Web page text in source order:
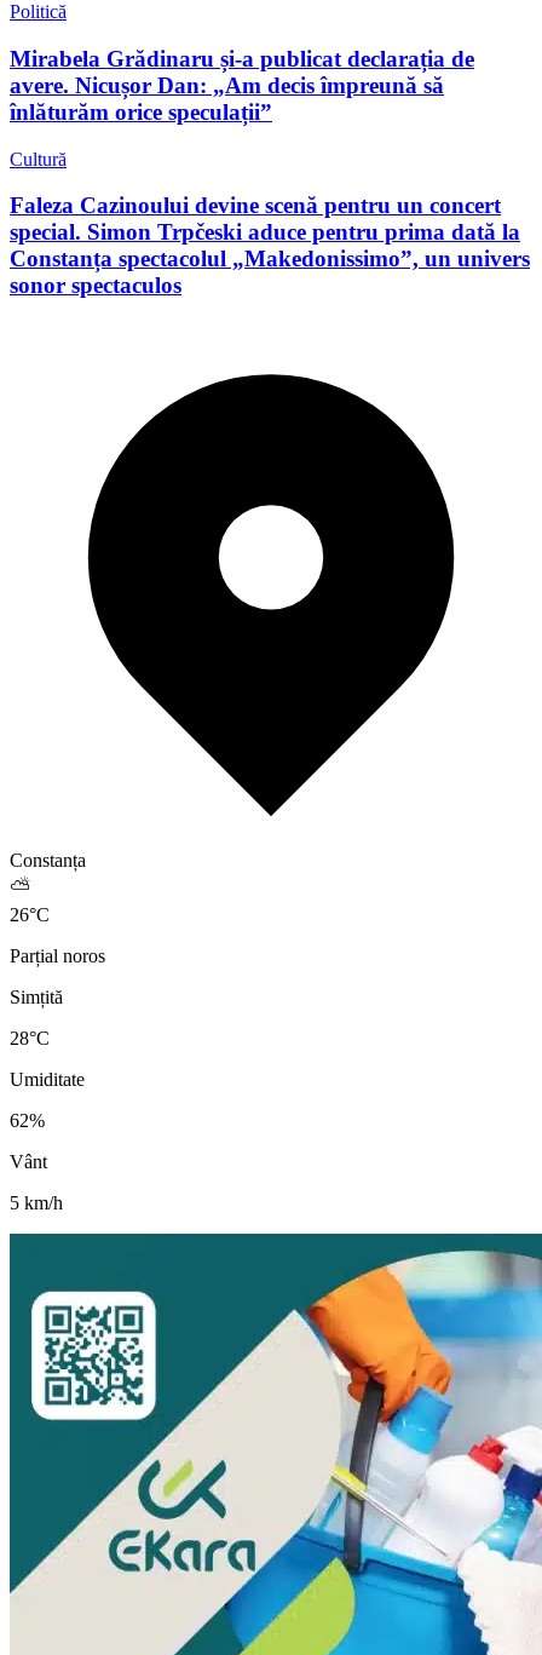
Politică
Mirabela Grădinaru și-a publicat declarația de
avere. Nicușor Dan: „Am decis împreună să
înlăturăm orice speculații”
Cultură
Faleza Cazinoului devine scenă pentru un concert
special. Simon Trpčeski aduce pentru prima dată la
Constanța spectacolul „Makedonissimo”, un univers
sonor spectaculos
Constanța
⛅
26°C
Parțial noros
Simțită
28°C
Umiditate
62%
Vânt
5 km/h